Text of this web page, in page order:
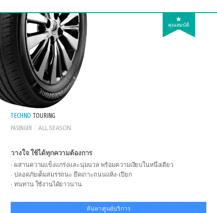
คุณสมบัติ
TECHNO TOURING
PASENGER ALL SEASON
วางใจ ใช้ได้ทุกความต้องการ
ผสานความแข็งแกร่งและนุ่มนวล พร้อมความเงียบในหนึ่งเดียว
ปลอดภัยเต็มสมรรถนะ ยึดเกาะถนนแห้ง-เปียก
ทนทาน ใช้งานได้ยาวนาน
ค้นหาศูนย์บริการ